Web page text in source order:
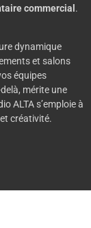
commercial.
dynamique
et salons
équipes
mérite une
ALTA s’emploie à
créativité.